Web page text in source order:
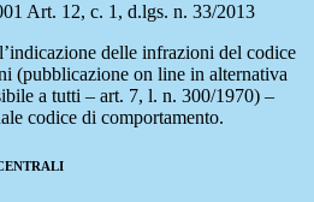
Art. 12, c. 1, d.lgs. n. 33/2013
delle infrazioni del codice
(pubblicazione on line in alternativa
a tutti – art. 7, l. n. 300/1970) –
codice di comportamento.